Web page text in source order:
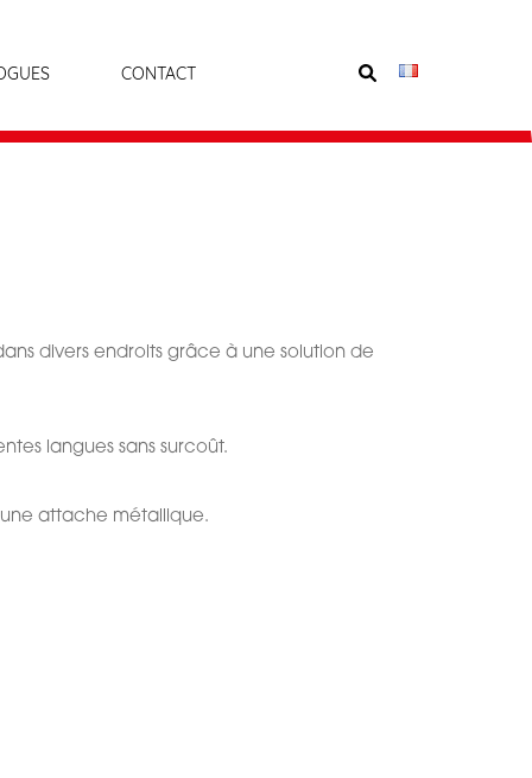
CONTACT
divers endroits grâce à une solution de
langues sans surcoût.
attache métallique.